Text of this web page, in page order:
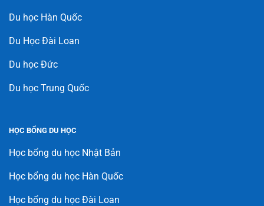
Du học Hàn Quốc
Du Học Đài Loan
Du học Đức
Du học Trung Quốc
HỌC BỔNG DU HỌC
Học bổng du học Nhật Bản
Học bổng du học Hàn Quốc
Học bổng du học Đài Loan